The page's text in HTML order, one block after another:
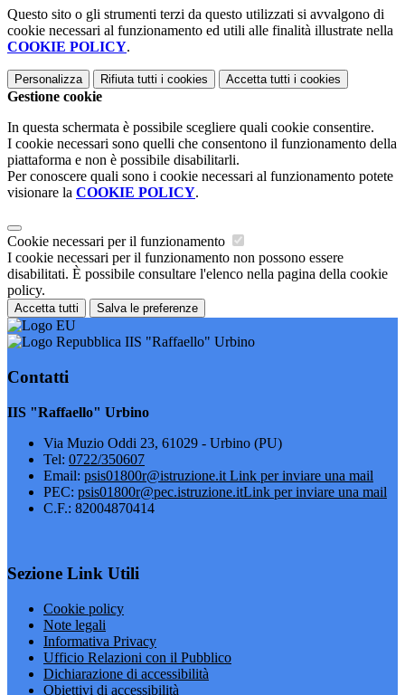
Questo sito o gli strumenti terzi da questo utilizzati si avvalgono di
cookie necessari al funzionamento ed utili alle finalità illustrate nella
COOKIE POLICY.
Personalizza Rifiuta tutti i cookies Accetta tutti i cookies
Gestione cookie
In questa schermata è possibile scegliere quali cookie consentire.
I cookie necessari sono quelli che consentono il funzionamento della
piattaforma e non è possibile disabilitarli.
Per conoscere quali sono i cookie necessari al funzionamento potete
visionare la COOKIE POLICY.
Cookie necessari per il funzionamento
I cookie necessari per il funzionamento non possono essere
disabilitati. È possibile consultare l'elenco nella pagina della cookie
policy.
Accetta tutti Salva le preferenze
IIS "Raffaello" Urbino
Contatti
IIS "Raffaello" Urbino
Via Muzio Oddi 23, 61029 - Urbino (PU)
Tel: 0722/350607
Email: psis01800r@istruzione.it Link per inviare una mail
PEC: psis01800r@pec.istruzione.itLink per inviare una mail
C.F.: 82004870414
Sezione Link Utili
Cookie policy
Note legali
Informativa Privacy
Ufficio Relazioni con il Pubblico
Dichiarazione di accessibilità
Obiettivi di accessibilità